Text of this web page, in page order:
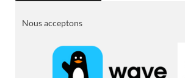
enNous acceptons